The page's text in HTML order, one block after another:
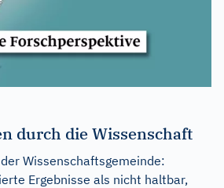
durch die Wissenschaft
Wissenschaftsgemeinde:
Ergebnisse als nicht haltbar,